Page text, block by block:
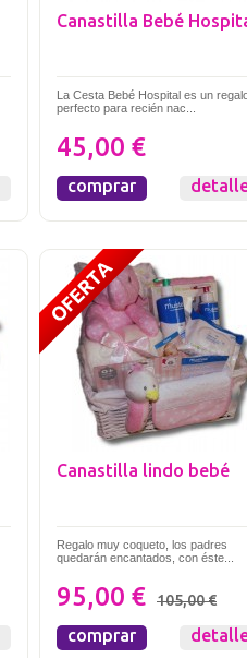
Canastilla Bebé
La Cesta Bebé Hospital es un
perfecto para recién nac...
45,00 €
comprar
Canastilla lindo bebé
Regalo muy coqueto, los padres
quedarán encantados, con éste...
95,00 € 105,00 €
comprar